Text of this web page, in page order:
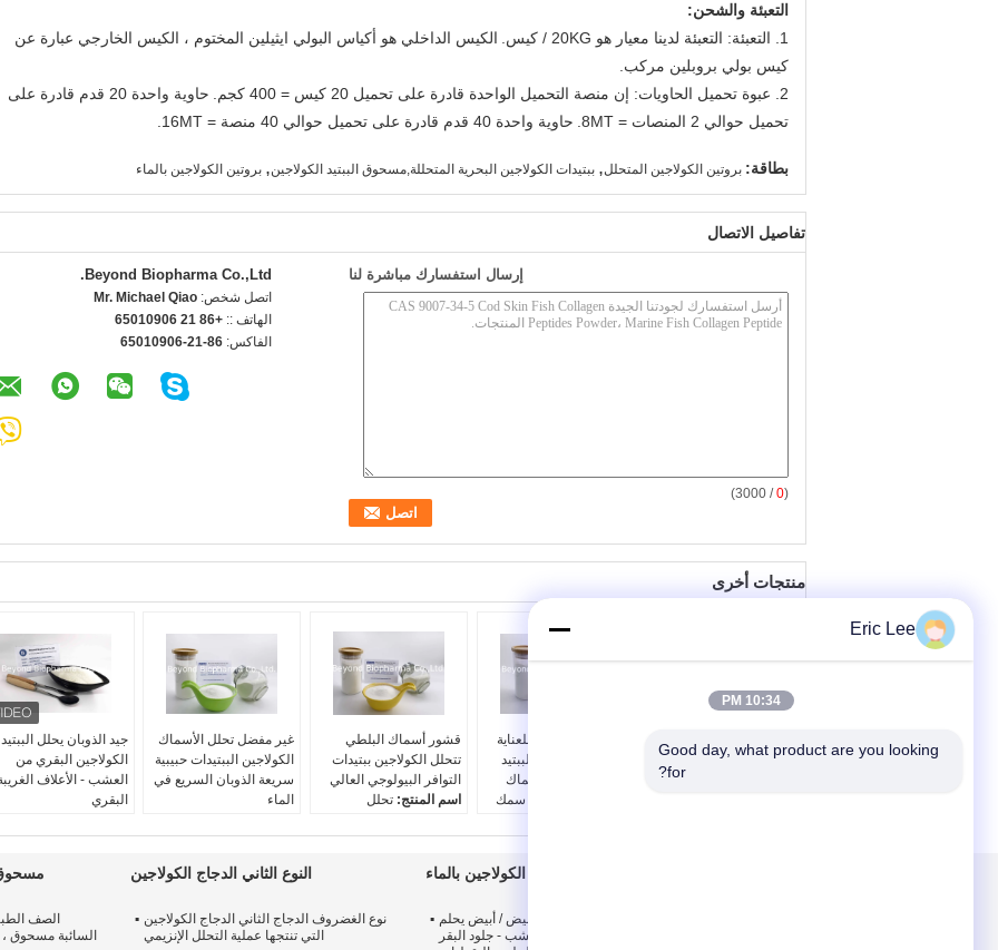
التعبئة والشحن:
1. التعبئة: التعبئة لدينا معيار هو 20KG / كيس.
الكيس الداخلي هو أكياس البولي ايثيلين المختوم ، الكيس الخارجي عبارة عن
كيس بولي بروبلين مركب.
2. عبوة تحميل الحاويات: إن منصة التحميل الواحدة قادرة على تحميل 20 كيس = 400 كجم.
حاوية واحدة 20 قدم قادرة على
تحميل حوالي 2 المنصات = 8MT.
حاوية واحدة 40 قدم قادرة على تحميل حوالي 40 منصة = 16MT.
بطاقة: بروتين الكولاجين المتحلل, ببتيدات الكولاجين البحرية المتحللة,مسحوق الببتيد الكولاجين, بروتين الكولاجين بالماء
تفاصيل الاتصال
Beyond Biopharma Co.,Ltd.
اتصل شخص: Mr. Michael Qiao
الهاتف :: +86 21 65010906
الفاكس: 86-21-65010906
إرسال استفسارك مباشرة لنا
(
0
/ 3000)
منتجات أخرى
جيد الذوبان يحلل الببتيد
الكولاجين البقري من
العشب - الأعلاف
البقري
الكولاجين الأبقار المائية
مكملات الدعم
المظهر:مسحوق أبيض
غير مفضل تحلل الأسماك
الكولاجين الببتيدات حبيبية
سريعة الذوبان السريع في
الماء
الأسماك الحبيبية
الحجم / الجلد
إضافة أي سواغ
سيولتها:سيولة جيدة
قشور أسماك البلطي
تتحلل الكولاجين ببتيدات
التوافر البيولوجي العالي
اسم المنتج:تحلل
أصل:جداول أسماك
وزن جزيئيّ:
ذوبانية:
الذوبان الكبير في
الماء
المكملات الغذائية للعناية
بالبشرة مسحوق الببتيد
الكولاجين في الأسماك
البحرية من موازين سمك
الكولاجين
جداول أسماك
أقل من 1500
الكولاجين الببتيدات رائحة
مسحوق الكولاجين بالماء
من مسحوق أبيض / أبيض يحلم
الكولاجين من العشب - جلود البقر
النوع الثاني الدجاج الكولاجين
نوع الغضروف الدجاج الثاني الدجاج الكولاجين
التي تنتجها عملية التحلل الإنزيمي
الصف
Eric Lee
10:34 PM
Good day, what product are you looking
for?